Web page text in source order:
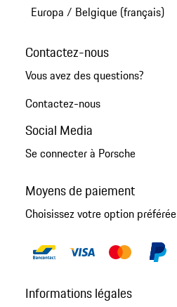
Europa / Belgique (français)
Contactez-nous
Vous avez des questions?
Contactez-nous
Social Media
Se connecter à Porsche
Moyens de paiement
Choisissez votre option préférée
Informations légales